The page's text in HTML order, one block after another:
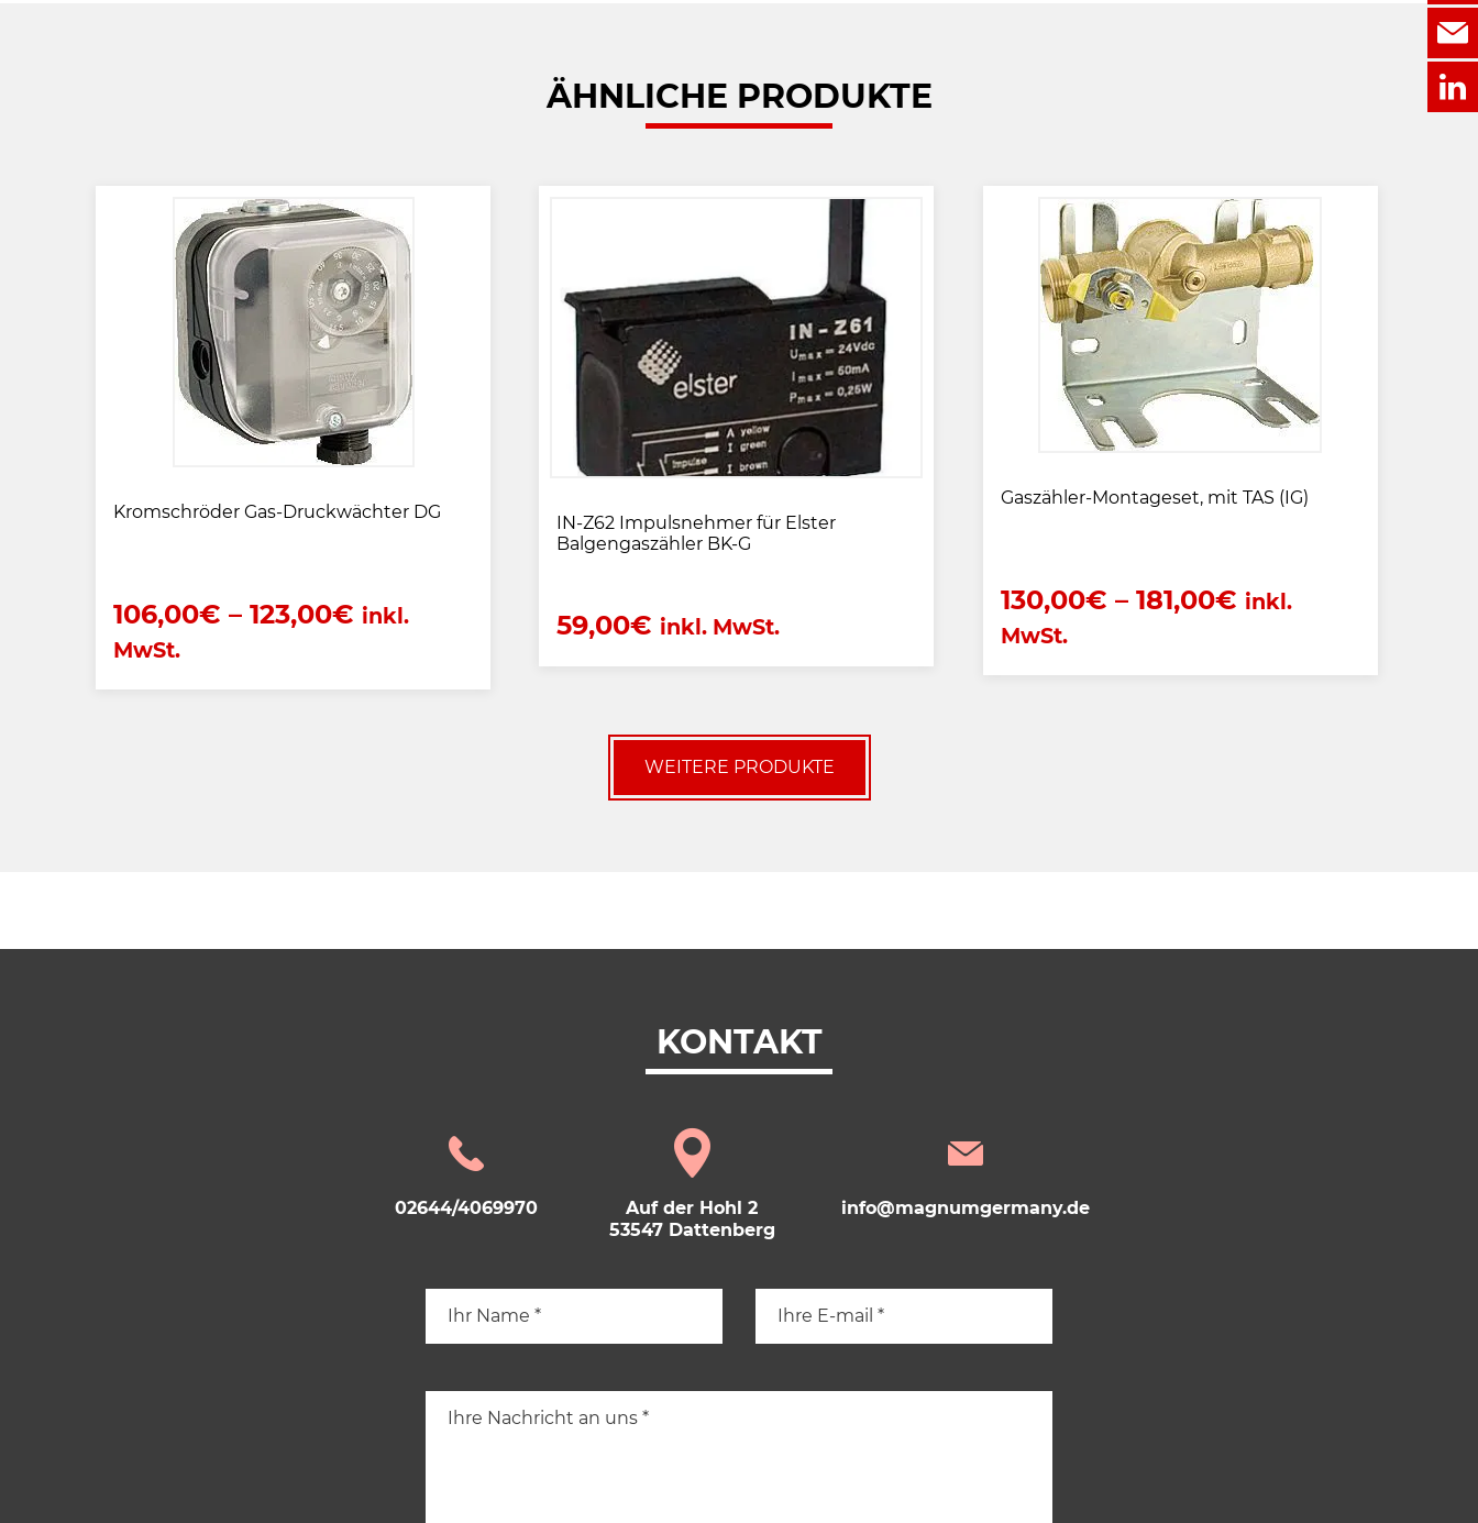
ÄHNLICHE PRODUKTE
Kromschröder Gas-Druckwächter DG
106,00€ – 123,00€ inkl.
MwSt.
IN-Z62 Impulsnehmer für Elster
Balgengaszähler BK-G
59,00€ inkl. MwSt.
Gaszähler-Montageset, mit TAS (IG)
130,00€ – 181,00€ inkl.
MwSt.
WEITERE PRODUKTE
KONTAKT
02644/4069970
Auf der Hohl 2
53547 Dattenberg
info@magnumgermany.de